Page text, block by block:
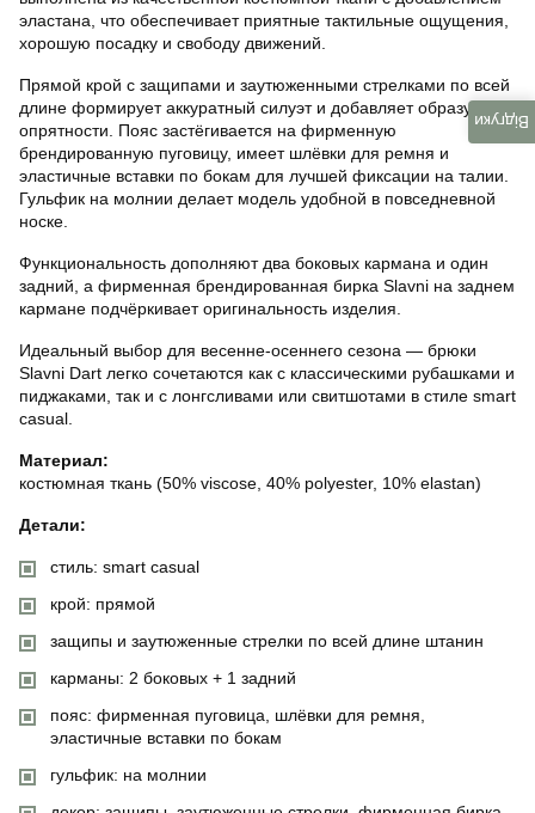
эластана, что обеспечивает приятные тактильные ощущения,
хорошую посадку и свободу движений.
Прямой крой с защипами и заутюженными стрелками по всей
длине формирует аккуратный силуэт и добавляет образу
опрятности. Пояс застёгивается на фирменную
брендированную пуговицу, имеет шлёвки для ремня и
эластичные вставки по бокам для лучшей фиксации на талии.
Гульфик на молнии делает модель удобной в повседневной
носке.
Функциональность дополняют два боковых кармана и один
задний, а фирменная брендированная бирка Slavni на заднем
кармане подчёркивает оригинальность изделия.
Идеальный выбор для весенне-осеннего сезона — брюки
Slavni Dart легко сочетаются как с классическими рубашками и
пиджаками, так и с лонгсливами или свитшотами в стиле smart
casual.
Материал:
костюмная ткань (50% viscose, 40% polyester, 10% elastan)
Детали:
стиль: smart casual
крой: прямой
защипы и заутюженные стрелки по всей длине штанин
карманы: 2 боковых + 1 задний
пояс: фирменная пуговица, шлёвки для ремня,
эластичные вставки по бокам
гульфик: на молнии
Відгуки